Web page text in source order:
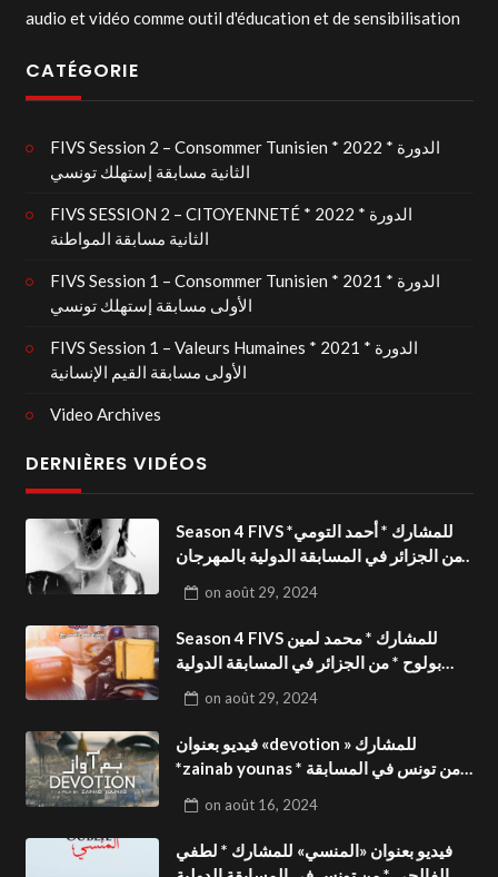
audio et vidéo comme outil d'éducation et de sensibilisation
CATÉGORIE
FIVS Session 2 – Consommer Tunisien * 2022 * الدورة
الثانية مسابقة إستهلك تونسي
FIVS SESSION 2 – CITOYENNETÉ * 2022 * الدورة
الثانية مسابقة المواطنة
FIVS Session 1 – Consommer Tunisien * 2021 * الدورة
الأولى مسابقة إستهلك تونسي
FIVS Session 1 – Valeurs Humaines * 2021 * الدورة
الأولى مسابقة القيم الإنسانية
Video Archives
DERNIÈRES VIDÉOS
Season 4 FIVS للمشارك * أحمد التومي*
من الجزائر في المسابقة الدولية بالمهرجان
»فيديو بعنوان
on août 29, 2024
Season 4 FIVS للمشارك * محمد لمين
بولوح * من الجزائر في المسابقة الدولية
بالمهرجان الدولي للفيدوهات
on août 29, 2024
فيديو بعنوان «devotion » للمشارك
*zainab younas * من تونس في المسابقة
التوعوية Season 4 FIVS
on août 16, 2024
فيديو بعنوان «المنسي» للمشارك * لطفي